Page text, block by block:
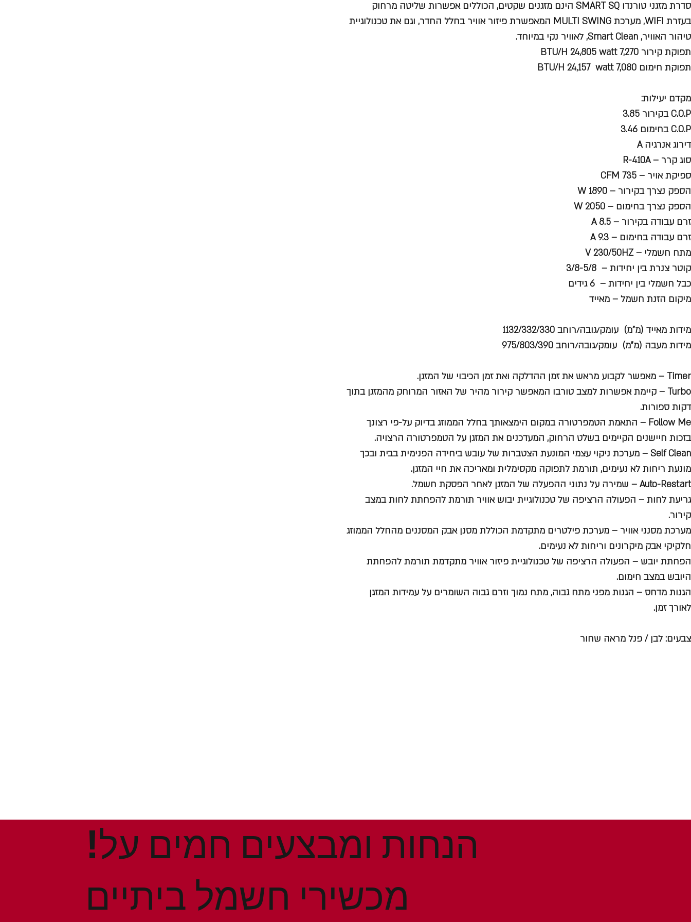
סדרת מזגני טורנדו SMART SQ הינם מזגנים שקטים, הכוללים אפשרות שליטה מרחוק
בעזרת WIFI, מערכת MULTI SWING המאפשרת פיזור אוויר בחלל החדר, וגם את טכנולוגיית
טיהור האוויר, Smart Clean, לאוויר נקי במיוחד.
תפוקת קירור BTU/H 24,805 watt 7,270
תפוקת חימום BTU/H 24,157 watt 7,080
מקדם יעילות:
C.O.P בקירור 3.85
C.O.P בחימום 3.46
דירוג אנרגיה A
סוג קרר – R-410A
ספיקת אויר – CFM 735
הספק נצרך בקירור – W 1890
הספק נצרך בחימום – W 2050
זרם עבודה בקירור – A 8.5
זרם עבודה בחימום – A 9.3
מתח חשמלי – V 230/50HZ
קוטר צנרת בין יחידות – 3/8-5/8
כבל חשמלי בין יחידות – 6 גידים
מיקום הזנת חשמל – מאייד
מידות מאייד (מ”מ) עומק/גובה/רוחב 1132/332/330
מידות מעבה (מ”מ) עומק/גובה/רוחב 975/803/390
Timer – מאפשר לקבוע מראש את זמן ההדלקה ואת זמן הכיבוי של המזגן.
Turbo – קיימת אפשרות למצב טורבו המאפשר קירור מהיר של האזור המרוחק מהמזגן בתוך
דקות ספורות.
Follow Me – התאמת הטמפרטורה במקום הימצאותך בחלל הממוזג בדיוק על-פי רצונך
בזכות חיישנים הקיימים בשלט הרחוק, המעדכנים את המזגן על הטמפרטורה הרצויה.
Self Clean – מערכת ניקוי עצמי המונעת הצטברות של עובש ביחידה הפנימית בבית ובכך
מונעת ריחות לא נעימים, תורמת לתפוקה מקסימלית ומאריכה את חיי המזגן.
Auto-Restart – שמירה על נתוני ההפעלה של המזגן לאחר הפסקת חשמל.
גריעת לחות – הפעולה הרציפה של טכנולוגיית יבוש אוויר תורמת להפחתת לחות במצב
קירור.
מערכת מסנני אוויר – מערכת פילטרים מתקדמת הכוללת מסנן אבק המסננים מהחלל הממוזג
חלקיקי אבק מיקרונים וריחות לא נעימים.
הפחתת יובש – הפעולה הרציפה של טכנולוגיית פיזור אוויר מתקדמת תורמת להפחתת
היובש במצב חימום.
הגנות מדחס – הגנות מפני מתח גבוה, מתח נמוך וזרם גבוה השומרים על עמידות המזגן
לאורך זמן.
צבעים: לבן / פנל מראה שחור
!הנחות ומבצעים חמים על
מכשירי חשמל ביתיים